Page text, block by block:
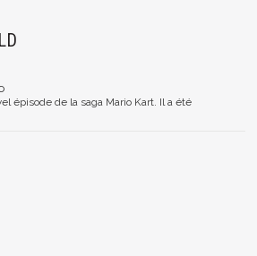
épisode de la saga Mario Kart. Il a été